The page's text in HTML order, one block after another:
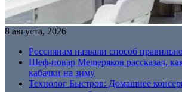
8 августа, 2026
Россиянам назвали способ
Шеф-повар Мещеряков рассказал,
кабачки на зиму
Технолог Быстров: Домашнее